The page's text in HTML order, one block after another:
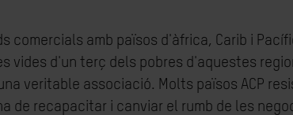
comercials amb països d'àfrica, Carib i
vides d'un terç dels pobres d'aquestes
veritable associació. Molts països ACP
de recapacitar i canviar el rumb de les